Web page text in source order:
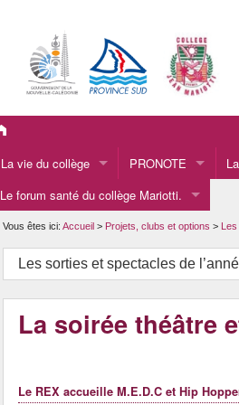
La vie du collège
La présentation du collège.
Les informations administratives du collège.
LA VIE SCOLAIRE
Le CDI
L’orientation
PRONOTE
Le forum santé du collège Mariotti.
Vous êtes ici: Accueil > Projets, clubs et options >
Les sorties et spectacles de
La soirée théâtre
Le REX accueille M.E.D.C et Hip